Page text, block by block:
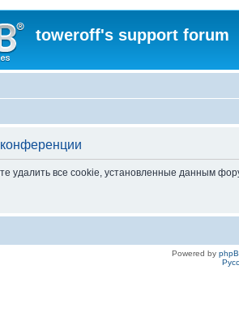
toweroff's support forum
удалить все cookie, установленные данным
Powered by